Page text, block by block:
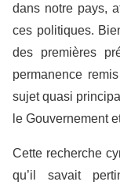
dans notre pays,
ces politiques.
des premières
permanence
sujet quasi
le Gouvernement
Cette recherche
qu’il savait